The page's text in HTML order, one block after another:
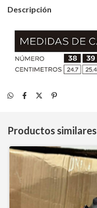
Descripción
Productos similares